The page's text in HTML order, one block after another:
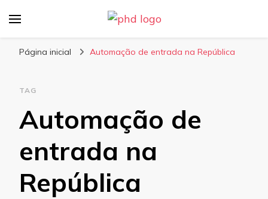
Página inicial Automação de entrada na República
TAG
Automação de
entrada na
República